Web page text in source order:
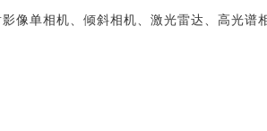
像单相机、倾斜相机、激光雷达、高光